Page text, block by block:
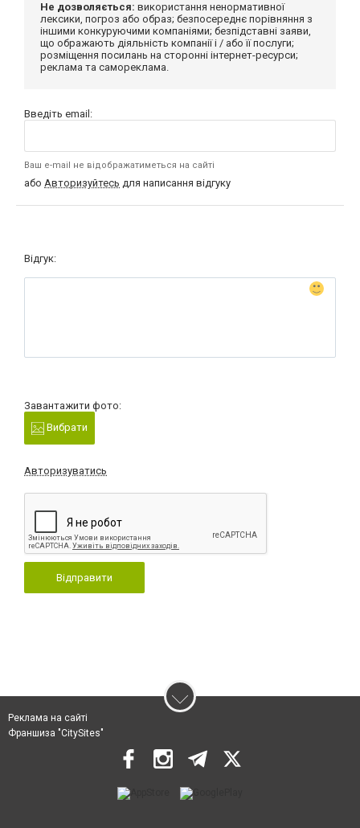
Не дозволяється: використання ненормативної
лексики, погроз або образ; безпосереднє порівняння з
іншими конкуруючими компаніями; безпідставні заяви,
що ображають діяльність компанії і / або її послуги;
розміщення посилань на сторонні інтернет-ресурси;
реклама та самореклама.
Введіть email:
Ваш e-mail не відображатиметься на сайті
або Авторизуйтесь для написання відгуку
Відгук:
Завантажити фото:
Вибрати
Авторизуватись
Відправити
Реклама на сайті
Франшиза "CitySites"